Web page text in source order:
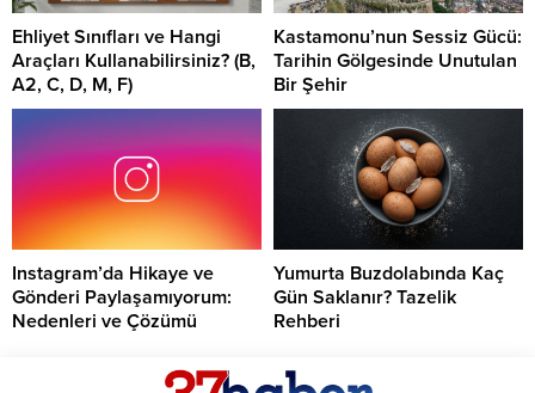
Ehliyet Sınıfları ve Hangi
Araçları Kullanabilirsiniz? (B,
A2, C, D, M, F)
Kastamonu’nun Sessiz Gücü:
Tarihin Gölgesinde Unutulan
Bir Şehir
Instagram’da Hikaye ve
Gönderi Paylaşamıyorum:
Nedenleri ve Çözümü
Yumurta Buzdolabında Kaç
Gün Saklanır? Tazelik
Rehberi